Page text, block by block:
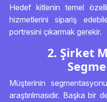
Hedef kitlenin temel
hizmetlerini sipariş
portresini çıkarmak gerekir.
2. Şirket
Müşterinin
araştırılmasıdır. Başka